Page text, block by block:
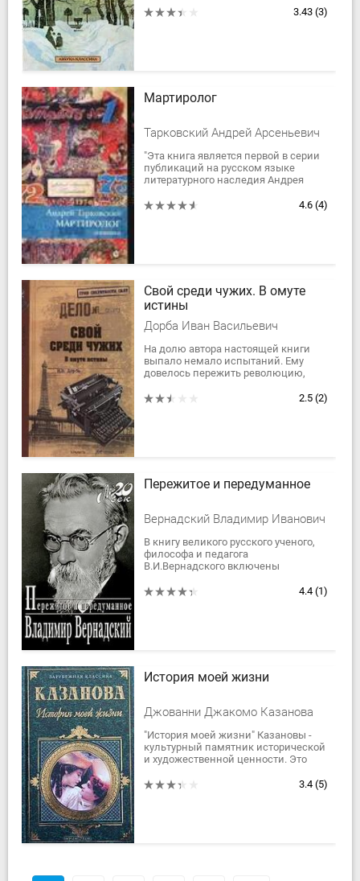
Мандельштама. Проза Осипа
3.43 (3)
Мартиролог
Тарковский Андрей Арсеньевич
"Эта книга является первой в серии
публикаций на русском языке
литературного наследия Андрея
собраны полные тексты дневников,
4.6 (4)
Свой среди чужих. В омуте
истины
Дорба Иван Васильевич
На долю автора настоящей книги
выпало немало испытаний. Ему
дове­лось пережить революцию,
Вторую миро­вую войну. Волей
2.5 (2)
Пережитое и передуманное
Вернадский Владимир Иванович
В книгу великого русского ученого,
философа и педагога
В.И.Вернадского включены
масштаб этой поистине уникальной
4.4 (1)
История моей жизни
Джованни Джакомо Казанова
"История моей жизни" Казановы -
культурный памятник исторической
и художественной ценности. Это
творение, несомненно, более
3.4 (5)